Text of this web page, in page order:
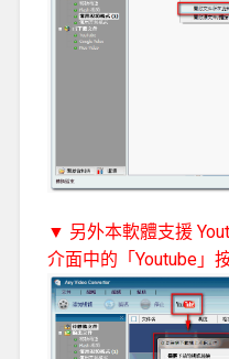
▼ 另外本軟體支援
介面中的「Youtube」